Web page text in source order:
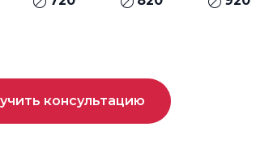
консультацию